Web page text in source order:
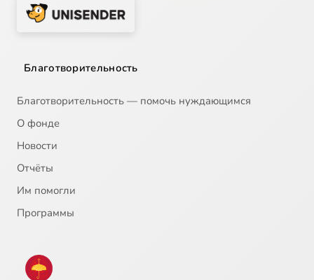
Благотворительность
Благотворительность — помочь нуждающимся
О фонде
Новости
Отчёты
Им помогли
Программы